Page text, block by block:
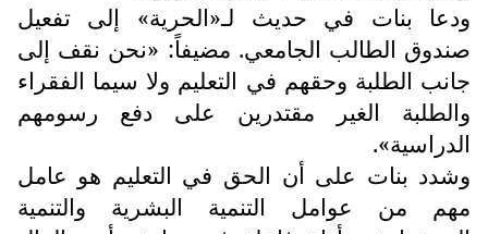
ودعا بنات في حديث لـ«الحرية» إلى تفعيل
صندوق الطالب الجامعي. مضيفاً: «نحن نقف إلى
جانب الطلبة وحقهم في التعليم ولا سيما الفقراء
والطلبة الغير مقتدرين على دفع رسومهم
الدراسية».
وشدد بنات على أن الحق في التعليم هو عامل
مهم من عوامل التنمية البشرية والتنمية